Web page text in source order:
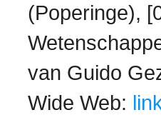
(Poperinge),
van Guido
Wide Web: